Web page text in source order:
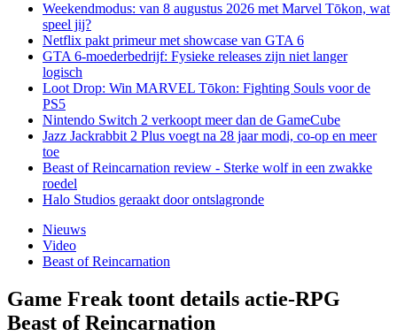
Weekendmodus: van 8 augustus 2026 met Marvel Tōkon, wat
speel jij?
Netflix pakt primeur met showcase van GTA 6
GTA 6-moederbedrijf: Fysieke releases zijn niet langer
logisch
Loot Drop: Win MARVEL Tōkon: Fighting Souls voor de
PS5
Nintendo Switch 2 verkoopt meer dan de GameCube
Jazz Jackrabbit 2 Plus voegt na 28 jaar modi, co-op en meer
toe
Beast of Reincarnation review - Sterke wolf in een zwakke
roedel
Halo Studios geraakt door ontslagronde
Nieuws
Video
Beast of Reincarnation
Game Freak toont details actie-RPG
Beast of Reincarnation